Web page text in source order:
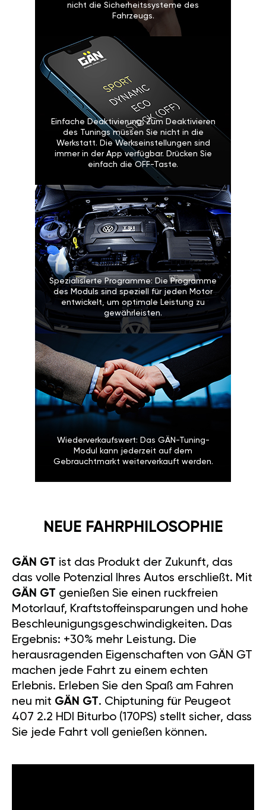
nicht die Sicherheitssysteme des
Fahrzeugs.
Einfache Deaktivierung: Zum Deaktivieren
des Tunings müssen Sie nicht in die
Werkstatt. Die Werkseinstellungen sind
immer in der App verfügbar. Drücken Sie
einfach die OFF-Taste.
Spezialisierte Programme: Die Programme
des Moduls sind speziell für jeden Motor
entwickelt, um optimale Leistung zu
gewährleisten.
Wiederverkaufswert: Das GÄN-Tuning-
Modul kann jederzeit auf dem
Gebrauchtmarkt weiterverkauft werden.
NEUE FAHRPHILOSOPHIE
GÄN GT ist das Produkt der Zukunft, das
das volle Potenzial Ihres Autos erschließt. Mit
GÄN GT genießen Sie einen ruckfreien
Motorlauf, Kraftstoffeinsparungen und hohe
Beschleunigungsgeschwindigkeiten. Das
Ergebnis: +30% mehr Leistung. Die
herausragenden Eigenschaften von GÄN GT
machen jede Fahrt zu einem echten
Erlebnis. Erleben Sie den Spaß am Fahren
neu mit GÄN GT. Chiptuning für Peugeot
407 2.2 HDI Biturbo (170PS) stellt sicher, dass
Sie jede Fahrt voll genießen können.